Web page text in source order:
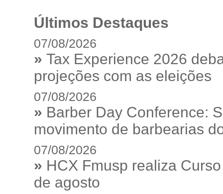
Últimos Destaques
07/08/2026
» Tax Experience 2026
projeções com as eleições
07/08/2026
» Barber Day Conference:
movimento de barbearias
07/08/2026
» HCX Fmusp realiza
de agosto